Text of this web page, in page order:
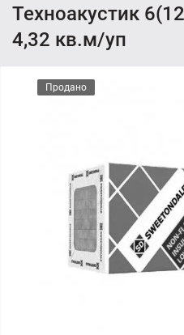
Техноакустик
4,32 кв.м/уп
Продано